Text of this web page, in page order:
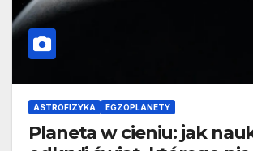
ASTROFIZYKA EGZOPLANETY
Planeta w cieniu: jak